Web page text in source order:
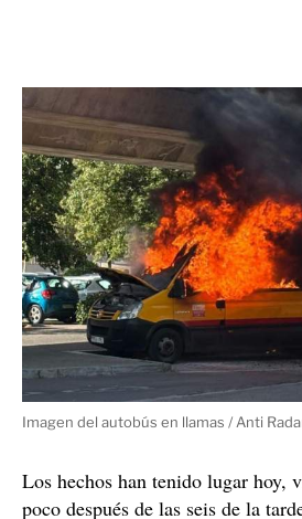
Imagen del autobús en llamas / Anti
Los hechos han tenido lugar hoy,
poco después de las seis de la